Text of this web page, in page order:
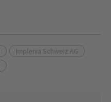
Implenia Schweiz AG